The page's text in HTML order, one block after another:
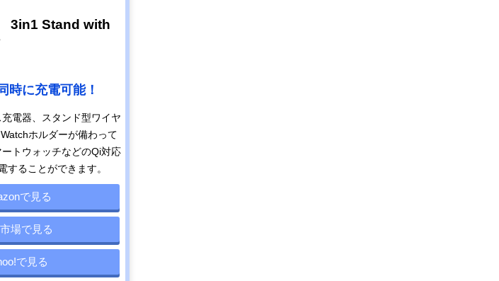
3in1 Stand with
時に充電可能！
電器、スタンド型ワイヤ
ホルダーが備わって
トウォッチなどのQi対応
することができます。
で見る
場で見る
で見る